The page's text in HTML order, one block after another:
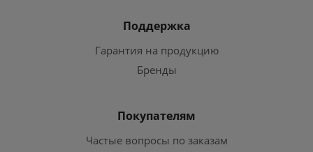
Поддержка
Гарантия на продукцию
Бренды
Покупателям
Частые вопросы по заказам